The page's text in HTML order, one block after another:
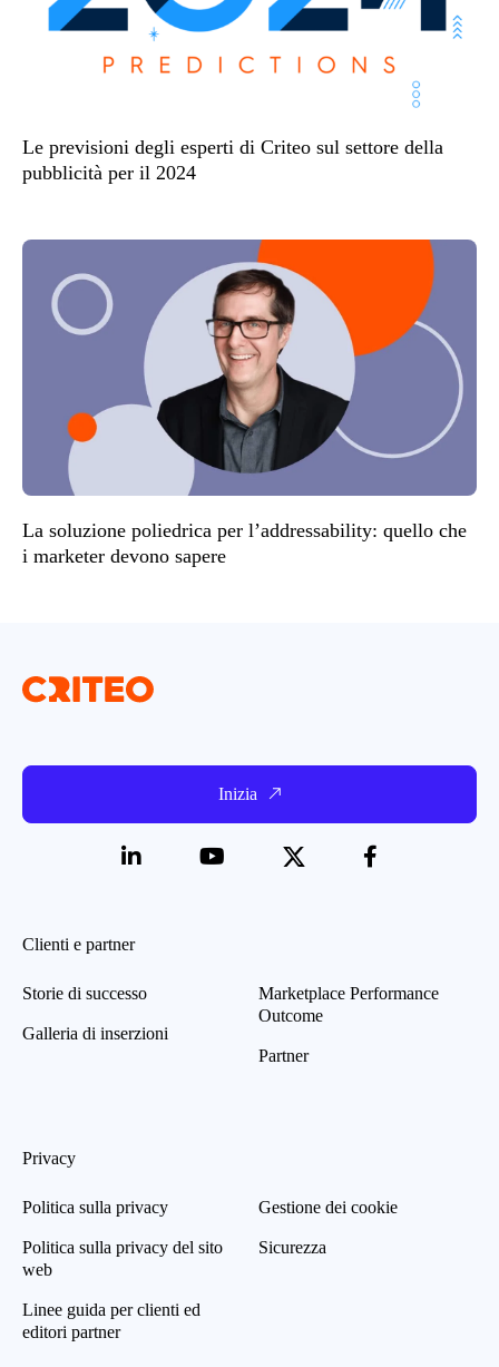
Le previsioni degli esperti di Criteo sul settore della
pubblicità per il 2024
La soluzione poliedrica per l’addressability: quello che
i marketer devono sapere
Inizia
Clienti e partner
Storie di successo
Galleria di inserzioni
Marketplace Performance
Outcome
Partner
Privacy
Politica sulla privacy
Politica sulla privacy del sito
web
Linee guida per clienti ed
editori partner
Gestione dei cookie
Sicurezza